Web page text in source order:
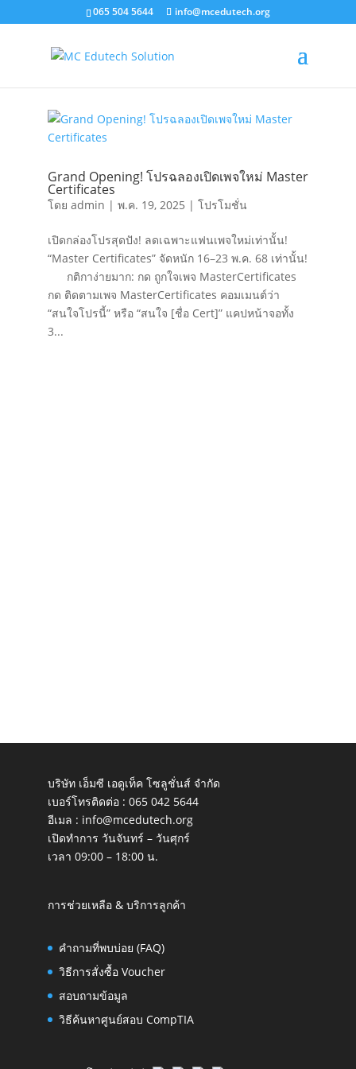
065 504 5644 info@mcedutech.org
Grand Opening! โปรฉลองเปิดเพจใหม่ Master
Certificates
โดย admin | พ.ค. 19, 2025 | โปรโมชั่น
เปิดกล่องโปรสุดปัง! ลดเฉพาะแฟนเพจใหม่เท่านั้น!
“Master Certificates” จัดหนัก 16–23 พ.ค. 68 เท่านั้น!
กติกาง่ายมาก: กด ถูกใจเพจ MasterCertificates
กด ติดตามเพจ MasterCertificates คอมเมนต์ว่า
“สนใจโปรนี้” หรือ “สนใจ [ชื่อ Cert]” แคปหน้าจอทั้ง
3...
บริษัท เอ็มซี เอดูเท็ค โซลูชั่นส์ จำกัด
เบอร์โทรติดต่อ : 065 042 5644
อีเมล : info@mcedutech.org
เปิดทำการ วันจันทร์ – วันศุกร์
เวลา 09:00 – 18:00 น.
การช่วยเหลือ & บริการลูกค้า
คำถามที่พบบ่อย (FAQ)
วิธีการสั่งซื้อ Voucher
สอบถามข้อมูล
วิธีค้นหาศูนย์สอบ CompTIA